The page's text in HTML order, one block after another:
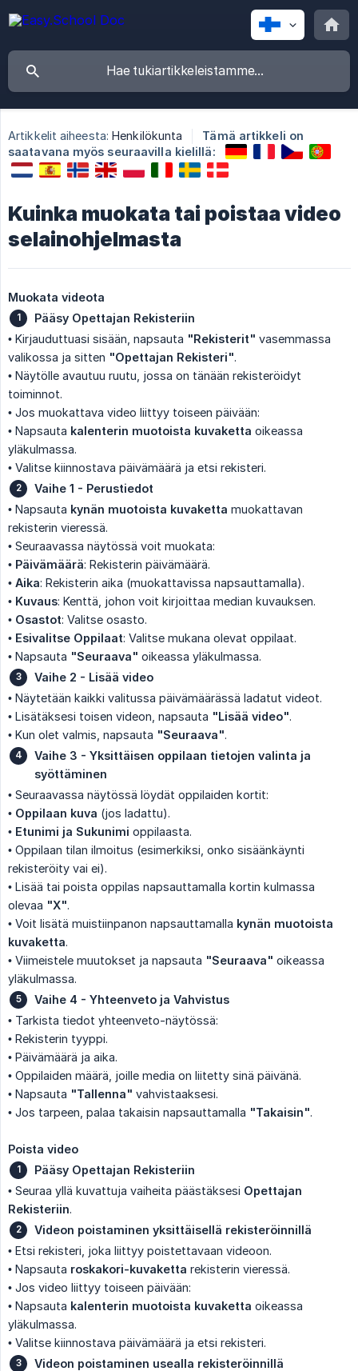
Artikkelit aiheesta: Henkilökunta
Tämä artikkeli on
saatavana myös seuraavilla kielillä:
Kuinka muokata tai poistaa video
selainohjelmasta
Muokata videota
Pääsy Opettajan Rekisteriin
• Kirjauduttuasi sisään, napsauta "Rekisterit" vasemmassa
valikossa ja sitten "Opettajan Rekisteri".
• Näytölle avautuu ruutu, jossa on tänään rekisteröidyt
toiminnot.
• Jos muokattava video liittyy toiseen päivään:
• Napsauta kalenterin muotoista kuvaketta oikeassa
yläkulmassa.
• Valitse kiinnostava päivämäärä ja etsi rekisteri.
Vaihe 1 - Perustiedot
• Napsauta kynän muotoista kuvaketta muokattavan
rekisterin vieressä.
• Seuraavassa näytössä voit muokata:
• Päivämäärä: Rekisterin päivämäärä.
• Aika: Rekisterin aika (muokattavissa napsauttamalla).
• Kuvaus: Kenttä, johon voit kirjoittaa median kuvauksen.
• Osastot: Valitse osasto.
• Esivalitse Oppilaat: Valitse mukana olevat oppilaat.
• Napsauta "Seuraava" oikeassa yläkulmassa.
Vaihe 2 - Lisää video
• Näytetään kaikki valitussa päivämäärässä ladatut videot.
• Lisätäksesi toisen videon, napsauta "Lisää video".
• Kun olet valmis, napsauta "Seuraava".
Vaihe 3 - Yksittäisen oppilaan tietojen valinta ja
syöttäminen
• Seuraavassa näytössä löydät oppilaiden kortit:
• Oppilaan kuva (jos ladattu).
• Etunimi ja Sukunimi oppilaasta.
• Oppilaan tilan ilmoitus (esimerkiksi, onko sisäänkäynti
rekisteröity vai ei).
• Lisää tai poista oppilas napsauttamalla kortin kulmassa
olevaa "X".
• Voit lisätä muistiinpanon napsauttamalla kynän muotoista
kuvaketta.
• Viimeistele muutokset ja napsauta "Seuraava" oikeassa
yläkulmassa.
Vaihe 4 - Yhteenveto ja Vahvistus
• Tarkista tiedot yhteenveto-näytössä:
• Rekisterin tyyppi.
• Päivämäärä ja aika.
• Oppilaiden määrä, joille media on liitetty sinä päivänä.
• Napsauta "Tallenna" vahvistaaksesi.
• Jos tarpeen, palaa takaisin napsauttamalla "Takaisin".
Poista video
Pääsy Opettajan Rekisteriin
• Seuraa yllä kuvattuja vaiheita päästäksesi Opettajan
Rekisteriin.
Videon poistaminen yksittäisellä rekisteröinnillä
• Etsi rekisteri, joka liittyy poistettavaan videoon.
• Napsauta roskakori-kuvaketta rekisterin vieressä.
• Jos video liittyy toiseen päivään:
• Napsauta kalenterin muotoista kuvaketta oikeassa
yläkulmassa.
• Valitse kiinnostava päivämäärä ja etsi rekisteri.
Videon poistaminen usealla rekisteröinnillä